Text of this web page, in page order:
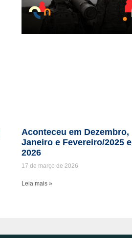
Aconteceu em Dezembro,
Janeiro e Fevereiro/2025 e
2026
17 de março de 2026
Leia mais »